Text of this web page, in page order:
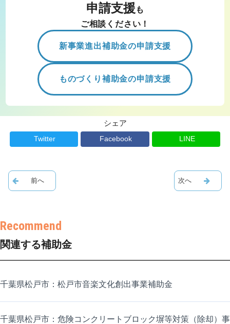
申請支援 も
ご相談ください！
新事業進出補助金の申請支援
ものづくり補助金の申請支援
シェア
Twitter Facebook LINE
関連する補助金
千葉県松戸市：松戸市音楽文化創出事業補助金
千葉県松戸市：危険コンクリートブロック塀等対策（除却）事